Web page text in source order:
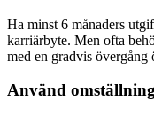
Ha minst 6 månaders
karriärbyte. Men ofta
med en gradvis övergång
Använd